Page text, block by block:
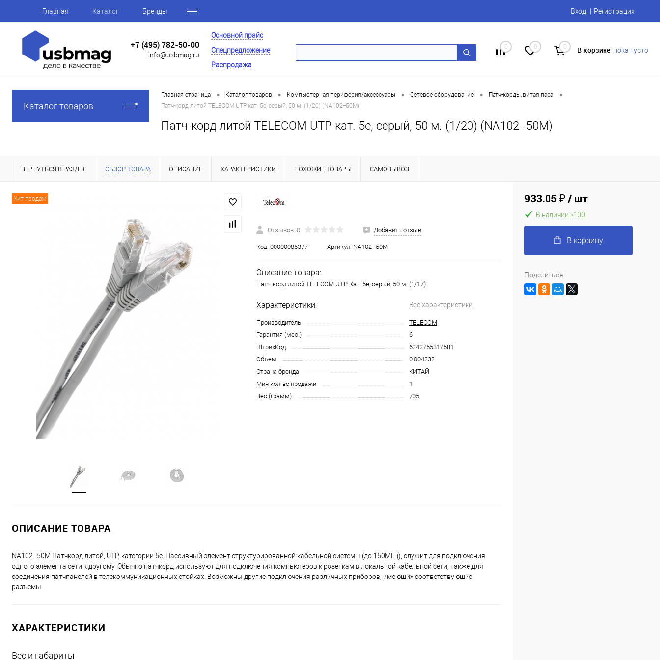
Главная Каталог Бренды Вход Регистрация
+7 (495) 782-50-00
info@usbmag.ru
Основной прайс
Спецпредложение
Распродажа
0 0 0 В корзине пока пусто
Каталог товаров
Главная страница • Каталог товаров • Компьютерная периферия/аксессуары • Сетевое оборудование • Патч-корды, витая пара •
Патч-корд литой TELECOM UTP кат. 5е, серый, 50 м. (1/20) (NA102--50M)
Патч-корд литой TELECOM UTP кат. 5е, серый, 50 м. (1/20) (NA102--50M)
ВЕРНУТЬСЯ В РАЗДЕЛ ОБЗОР ТОВАРА ОПИСАНИЕ ХАРАКТЕРИСТИКИ ПОХОЖИЕ ТОВАРЫ САМОВЫВОЗ
Хит продаж
Отзывов: 0 Добавить отзыв
Код: 00000085377 Артикул: NA102--50M
Описание товара:
Патч-корд литой TELECOM UTP Кат. 5е, серый, 50 м. (1/17)
Характеристики: Все характеристики
Производитель
TELECOM
Гарантия (мес.)
6
ШтрихКод
6242755317581
Объем
0.004232
Страна бренда
КИТАЙ
Мин кол-во продажи
1
Вес (грамм)
705
ОПИСАНИЕ ТОВАРА
NA102--50M Патчкорд литой, UTP, категории 5е. Пассивный элемент структурированной кабельной системы (до 150МГц), служит для подключения
одного элемента сети к другому. Обычно патчкорд используют для подключения компьютеров к розеткам в локальной кабельной сети, также для
соединения патчпанелeй в телекоммуникационных стойках. Возможны другие подключения различных приборов, имеющих соответствующие
разъемы.
ХАРАКТЕРИСТИКИ
Вес и габариты
933.05 ₽/ шт
В наличии >100
В корзину
Поделиться